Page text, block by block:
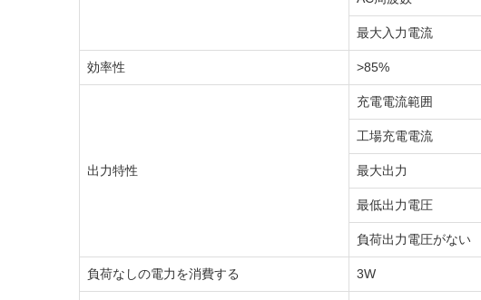
最大入力電流
効率性 >85%
出力特性
充電電流範囲
工場充電電流
最大出力
最低出力電圧
負荷出力電圧がない
負荷なしの電力を消費する 3W